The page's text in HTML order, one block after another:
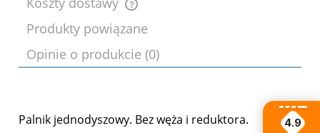
płatności
Produkty powiązane
Opinie o produkcie (0)
Palnik jednodyszowy. Bez węża i reduktora.
4.9